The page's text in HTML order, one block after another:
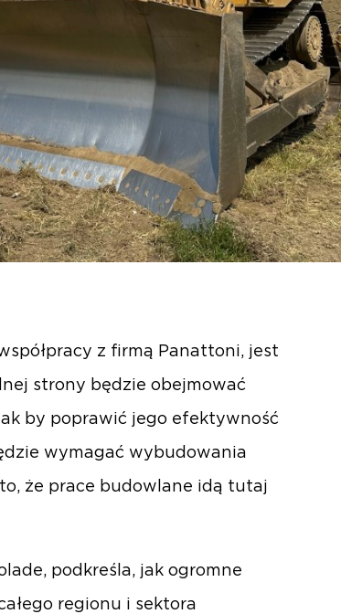
z firmą Panattoni, jest
strony będzie obejmować
by poprawić jego efektywność
wymagać wybudowania
że prace budowlane idą tutaj
podkreśla, jak ogromne
regionu i sektora